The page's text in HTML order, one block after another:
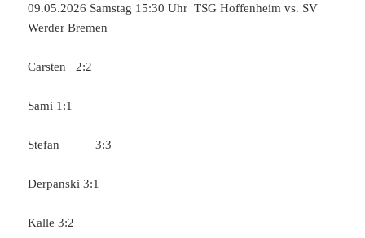
09.05.2026 Samstag 15:30 Uhr TSG Hoffenheim vs. SV
Werder Bremen
Carsten 2:2
Sami 1:1
Stefan 3:3
Derpanski 3:1
Kalle 3:2